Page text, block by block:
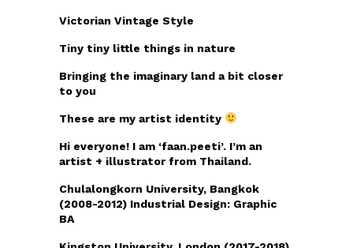
Victorian Vintage Style
Tiny tiny little things in nature
Bringing the imaginary land a bit closer
to you
These are my artist identity
Hi everyone! I am ‘faan.peeti’. I’m an
artist + illustrator from Thailand.
Chulalongkorn University, Bangkok
(2008-2012) Industrial Design: Graphic
BA